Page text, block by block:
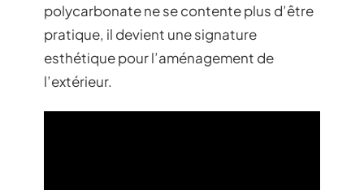
polycarbonate ne se contente plus d’être
pratique, il devient une signature
esthétique pour l’aménagement de
l’extérieur.